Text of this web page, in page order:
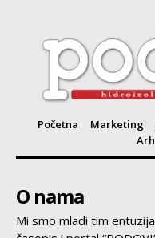
Početna Marketing
O nama
Mi smo mladi tim